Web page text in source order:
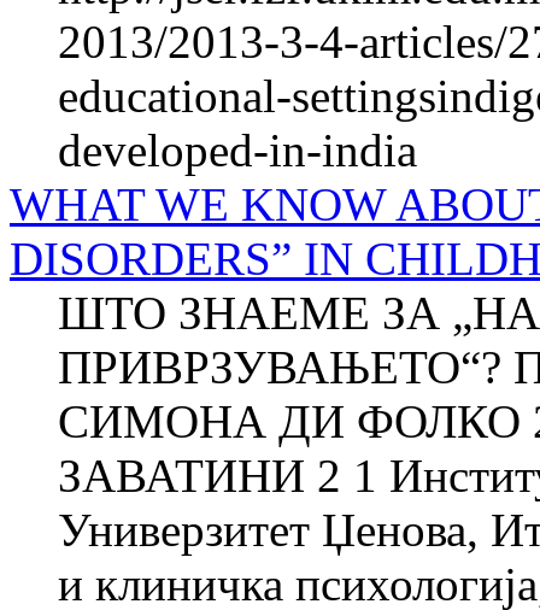
2013/2013-3-4-articles/
educational-
developed-in-india
WHAT WE KNOW
DISORDERS” IN
ШТО ЗНАЕМЕ ЗА
ПРИВРЗУВАЊЕТО“?
СИМОНА ДИ ФОЛКО
ЗАВАТИНИ 2 1
Универзитет Џенова,
и клиничка